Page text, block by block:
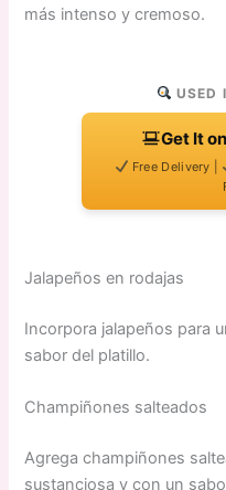
más intenso y cremoso.
USED
Get It
Free Delivery |
Jalapeños en rodajas
Incorpora jalapeños para
sabor del platillo.
Champiñones salteados
Agrega champiñones
sustanciosa y con un